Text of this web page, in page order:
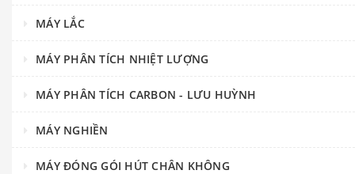
MÁY LẮC
MÁY PHÂN TÍCH NHIỆT LƯỢNG
MÁY PHÂN TÍCH CARBON - LƯU HUỲNH
MÁY NGHIỀN
MÁY ĐÓNG GÓI HÚT CHÂN KHÔNG